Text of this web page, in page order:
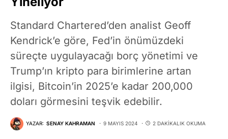
Standard Chartered’den analist Geoff
Kendrick’e göre, Fed’in önümüzdeki
süreçte uygulayacağı borç yönetimi ve
Trump’ın kripto para birimlerine artan
ilgisi, Bitcoin’in 2025’e kadar 200,000
doları görmesini teşvik edebilir.
YAZAR: SENAY KAHRAMAN 9 MAYIS 2024 2 DAKIKALIK OKUMA